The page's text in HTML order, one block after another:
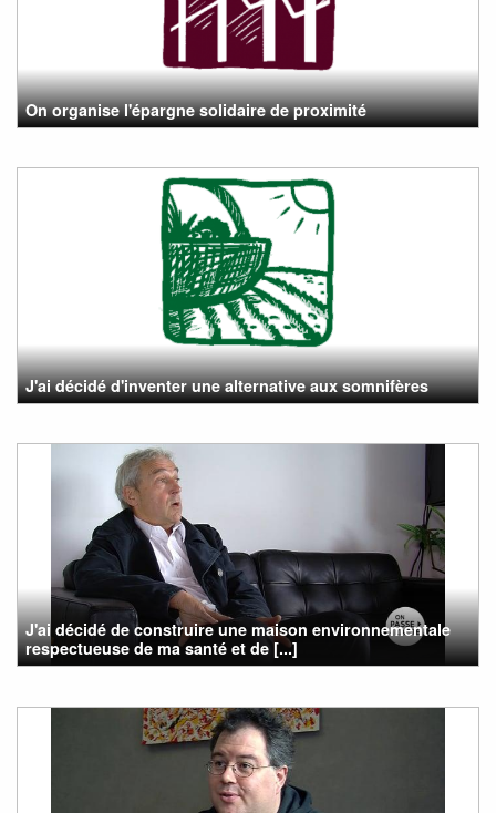
On organise l'épargne solidaire de proximité
J'ai décidé d'inventer une alternative aux somnifères
J'ai décidé de construire une maison environnementale
respectueuse de ma santé et de [...]